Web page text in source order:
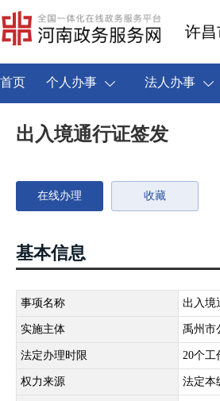
首页 个人办事 法人办事
出入境通行证签发
在线办理 收藏
基本信息
事项名称 出入境
实施主体 禹州市
法定办理时限 20个工
权力来源 法定本